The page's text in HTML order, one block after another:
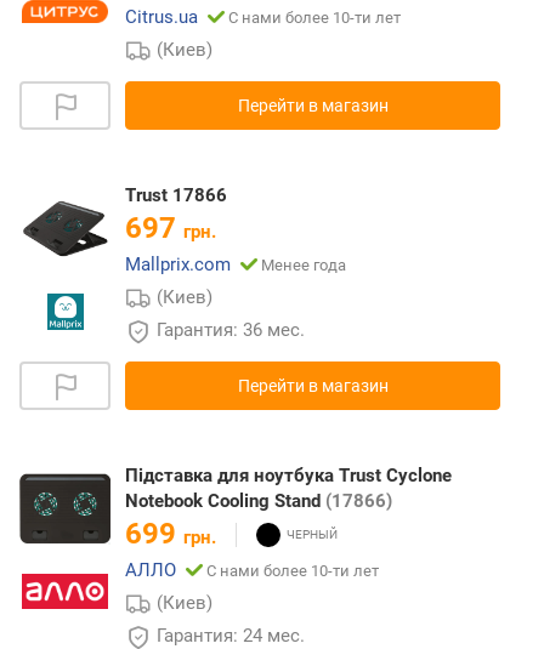
Citrus.ua
С нами более 10-ти лет
(Киев)
Перейти в магазин
Trust 17866
697 грн.
Mallprix.com
Менее года
(Киев)
Гарантия: 36 мес.
Перейти в магазин
Підставка для ноутбука Trust Cyclone
Notebook Cooling Stand (17866)
699 грн.
АЛЛО
С нами более 10-ти лет
(Киев)
Гарантия: 24 мес.